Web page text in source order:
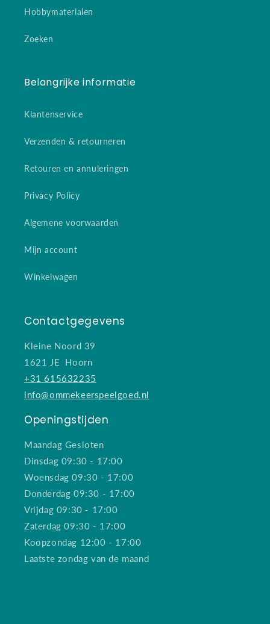
Hobbymaterialen
Zoeken
Belangrijke informatie
Klantenservice
Verzenden & retourneren
Retouren en annuleringen
Privacy Policy
Algemene voorwaarden
Mijn account
Winkelwagen
Contactgegevens
Kleine Noord 39
1621 JE Hoorn
+31 615632235
info@ommekeerspeelgoed.nl
Openingstijden
Maandag Gesloten
Dinsdag 09:30 - 17:00
Woensdag 09:30 - 17:00
Donderdag 09:30 - 17:00
Vrijdag 09:30 - 17:00
Zaterdag 09:30 - 17:00
Koopzondag 12:00 - 17:00
Laatste zondag van de maand